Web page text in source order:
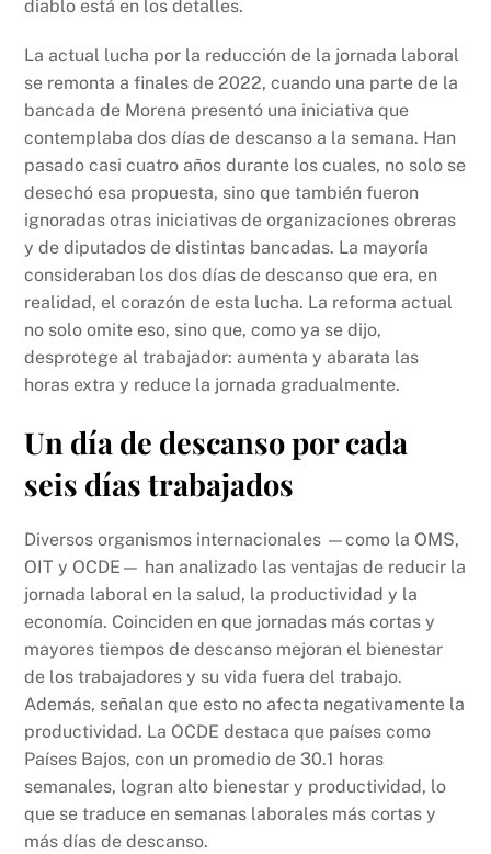
diablo está en los detalles.
La actual lucha por la reducción de la jornada laboral
se remonta a finales de 2022, cuando una parte de la
bancada de Morena presentó una iniciativa que
contemplaba dos días de descanso a la semana. Han
pasado casi cuatro años durante los cuales, no solo se
desechó esa propuesta, sino que también fueron
ignoradas otras iniciativas de organizaciones obreras
y de diputados de distintas bancadas. La mayoría
consideraban los dos días de descanso que era, en
realidad, el corazón de esta lucha. La reforma actual
no solo omite eso, sino que, como ya se dijo,
desprotege al trabajador: aumenta y abarata las
horas extra y reduce la jornada gradualmente.
Un día de descanso por cada
seis días trabajados
Diversos organismos internacionales —como la OMS,
OIT y OCDE— han analizado las ventajas de reducir la
jornada laboral en la salud, la productividad y la
economía. Coinciden en que jornadas más cortas y
mayores tiempos de descanso mejoran el bienestar
de los trabajadores y su vida fuera del trabajo.
Además, señalan que esto no afecta negativamente la
productividad. La OCDE destaca que países como
Países Bajos, con un promedio de 30.1 horas
semanales, logran alto bienestar y productividad, lo
que se traduce en semanas laborales más cortas y
más días de descanso.